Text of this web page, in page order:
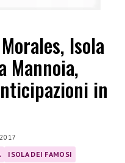
Isola
Mannoia,
in
ISOLA DEI FAMOSI